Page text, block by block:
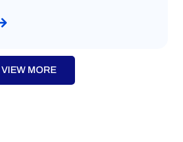
VIEW MORE